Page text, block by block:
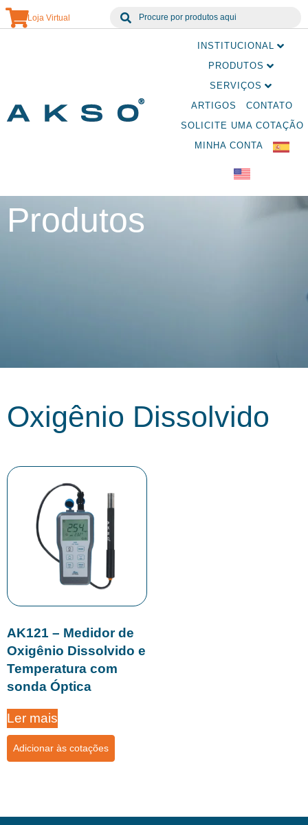
Loja Virtual
INSTITUCIONAL
PRODUTOS
SERVIÇOS
ARTIGOS
CONTATO
SOLICITE UMA COTAÇÃO
MINHA CONTA
Produtos
Oxigênio Dissolvido
AK121 – Medidor de
Oxigênio Dissolvido e
Temperatura com
sonda Óptica
Ler mais
Adicionar às cotações